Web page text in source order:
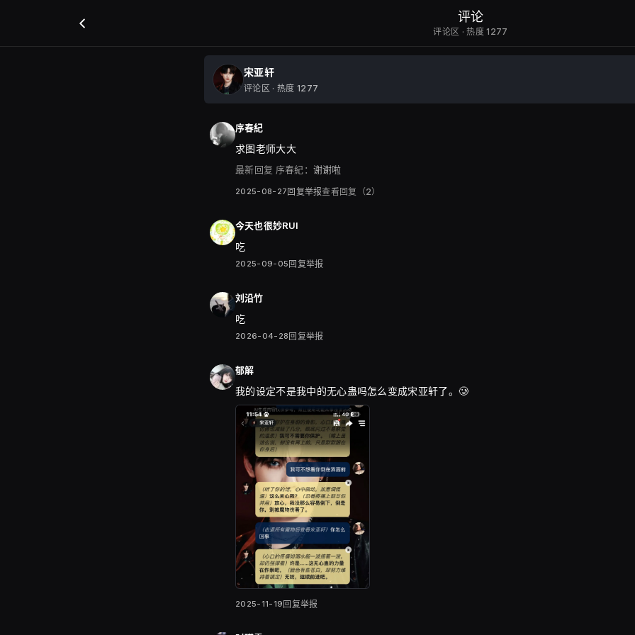
评论
评论区 · 热度 1277
宋亚轩
评论区 · 热度 1277
序春紀
求图老师大大
最新回复 序春紀： 谢谢啦
2025-08-27 回复举报查看回复（2）
今天也很妙RUI
吃
2025-09-05 回复举报
刘沿竹
吃
2026-04-28 回复举报
郁解
我的设定不是我中的无心蛊吗怎么变成宋亚轩了。🥲
2025-11-19 回复举报